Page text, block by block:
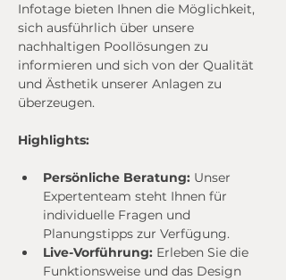
Infotage bieten Ihnen die Möglichkeit,
sich ausführlich über unsere
nachhaltigen Poollösungen zu
informieren und sich von der Qualität
und Ästhetik unserer Anlagen zu
überzeugen.
Highlights:
Persönliche Beratung: Unser
Expertenteam steht Ihnen für
individuelle Fragen und
Planungstipps zur Verfügung.
Live-Vorführung: Erleben Sie die
Funktionsweise und das Design